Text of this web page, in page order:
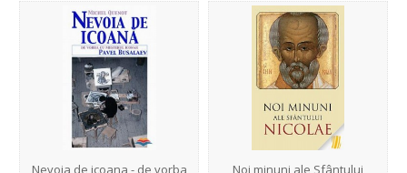
Nevoia de icoana - de vorba
Noi minuni ale Sfântului